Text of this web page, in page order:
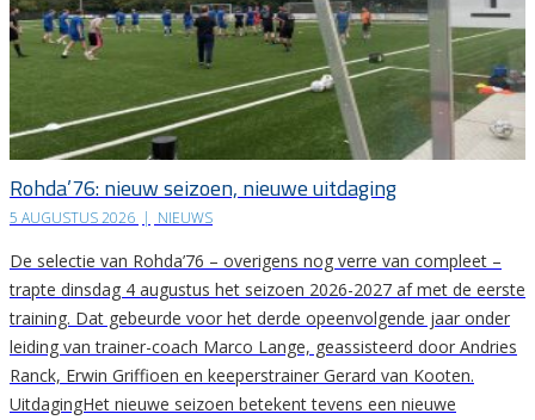
Rohda’76: nieuw seizoen, nieuwe uitdaging
5 AUGUSTUS 2026 | NIEUWS
De selectie van Rohda’76 – overigens nog verre van compleet –
trapte dinsdag 4 augustus het seizoen 2026-2027 af met de eerste
training. Dat gebeurde voor het derde opeenvolgende jaar onder
leiding van trainer-coach Marco Lange, geassisteerd door Andries
Ranck, Erwin Griffioen en keeperstrainer Gerard van Kooten.
UitdagingHet nieuwe seizoen betekent tevens een nieuwe